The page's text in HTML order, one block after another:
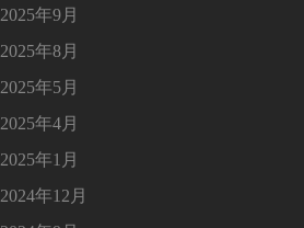
2025年9月
2025年8月
2025年5月
2025年4月
2025年1月
2024年12月